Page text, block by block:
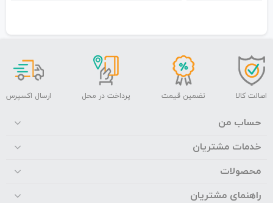
اصالت کالا تضمین قیمت پرداخت در محل ارسال اکسپرس
حساب من
خدمات مشتریان
محصولات
راهنمای مشتریان